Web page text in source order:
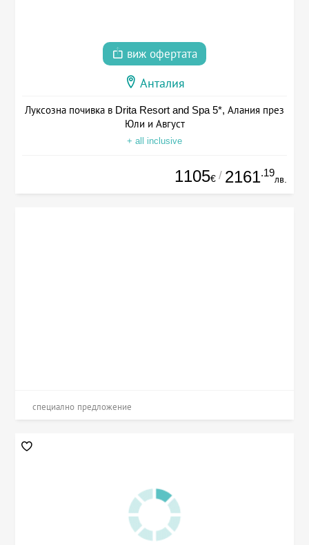
виж офертата
Анталия
Луксозна почивка в Drita Resort and Spa 5*, Алания през
Юли и Август
+ all inclusive
1105€ / 2161.19
лв.
специално предложение